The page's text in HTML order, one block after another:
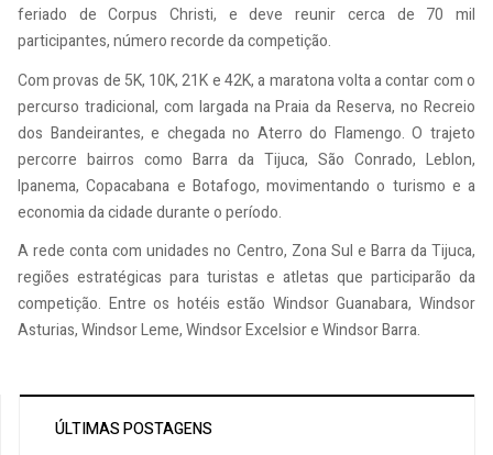
feriado de Corpus Christi, e deve reunir cerca de 70 mil
participantes, número recorde da competição.
Com provas de 5K, 10K, 21K e 42K, a maratona volta a contar com o
percurso tradicional, com largada na Praia da Reserva, no Recreio
dos Bandeirantes, e chegada no Aterro do Flamengo. O trajeto
percorre bairros como Barra da Tijuca, São Conrado, Leblon,
Ipanema, Copacabana e Botafogo, movimentando o turismo e a
economia da cidade durante o período.
A rede conta com unidades no Centro, Zona Sul e Barra da Tijuca,
regiões estratégicas para turistas e atletas que participarão da
competição. Entre os hotéis estão Windsor Guanabara, Windsor
Asturias, Windsor Leme, Windsor Excelsior e Windsor Barra.
ÚLTIMAS POSTAGENS